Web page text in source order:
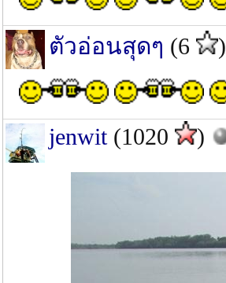
ตัวอ่อนสุดๆ (6 )
jenwit(1020 )